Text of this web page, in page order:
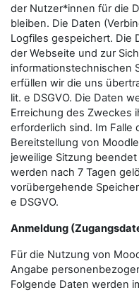
der Nutzer*innen für die
bleiben. Die Daten
Logfiles gespeichert. Die
der Webseite und zur
informationstechnischen
erfüllen wir die uns
lit. e DSGVO. Die Daten
Erreichung des Zweckes
erforderlich sind. Im Falle
Bereitstellung von
jeweilige Sitzung
werden nach 7 Tagen
vorübergehende
e DSGVO.
Anmeldung
Für die Nutzung von
Angabe
Folgende Daten werden